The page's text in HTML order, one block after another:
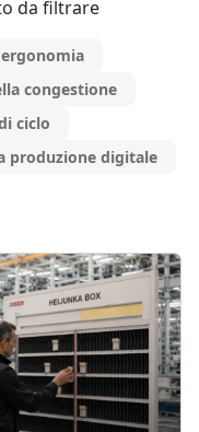
da filtrare
congestione
ciclo
produzione digitale